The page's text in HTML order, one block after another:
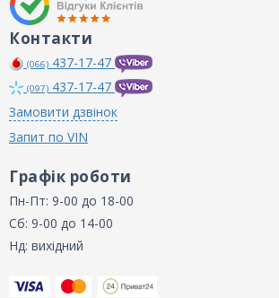
Контакти
(066) 437-17-47
(097) 437-17-47
Замовити дзвінок
Запит по VIN
Графік роботи
Пн-Пт: 9-00 до 18-00
Сб: 9-00 до 14-00
Нд: вихідний